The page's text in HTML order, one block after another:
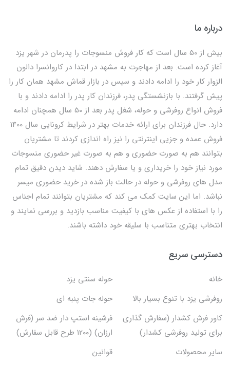
درباره ما
بیش از 50 سال است که کار فروش منسوجات را پدرمان در شهر یزد
آغاز کرده است. بعد از مهاجرت به مشهد در ابتدا در کاروانسرا دالون
الزوار کار خود را ادامه دادند و سپس در بازار قماش مشهد همان کار را
پیش گرفتند. با بازنشستگی پدر، فرزندان کار پدر را ادامه دادند و با
فروش انواع روفرشی و حوله، شغل پدر بعد از 50 سال همچنان ادامه
دارد. حال فرزندان برای ارائه خدمات بهتر در شرایط کرونایی سال 1400
فروش عمده و جزیی اینترنتی را نیز راه اندازی کردند تا مشتریان
بتوانند هم به صورت حضوری و هم به صورت غیر حضوری منسوجات
مورد نیاز خود را خریداری و یا سفارش دهند. شاید دیدن دقیق تمام
مدل های روفرشی و حوله در حالت باز شده در خرید حضوری میسر
نباشد. اما این سایت کمک می کند که مشتریان بتوانند تمام اجناس
را با استفاده از عکس های با کیفیت مناسب بازدید و بررسی نمایند و
انتخاب بهتری متناسب با سلیقه خود داشته باشند.
دسترسی سریع
خانه
حوله سنتی یزد
روفرشی یزد با تنوع بسیار بالا
حوله جات پنبه ای
کاور فرش کشدار (سفارش گذاری
برای تولید روفرشی کشدار)
فرشینه استپ دار ضد سر (فرش
ارزان) (۱۲۰۰ طرح قابل سفارش)
سایر محصولات
قوانین